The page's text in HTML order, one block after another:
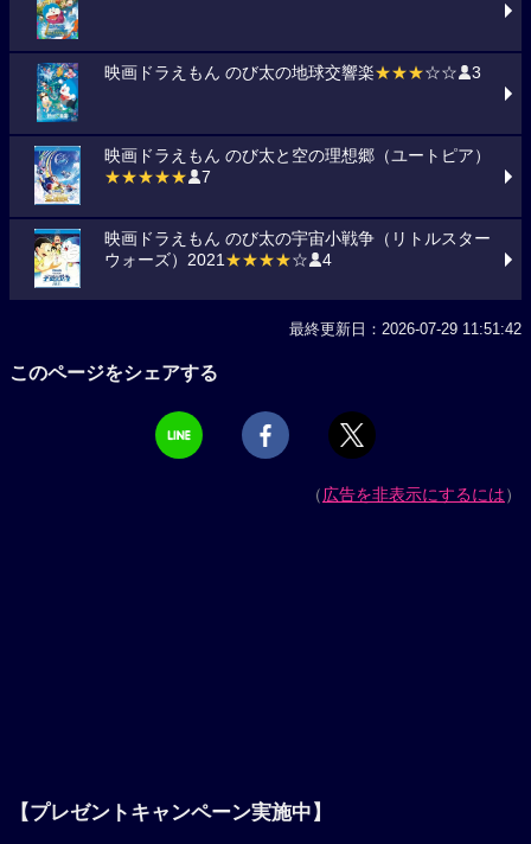
映画ドラえもん のび太の地球交響楽★★★☆☆ 3
映画ドラえもん のび太と空の理想郷（ユートピア）
★★★★★
7
映画ドラえもん のび太の宇宙小戦争（リトルスター
ウォーズ）2021★★★★☆ 4
最終更新日：2026-07-29 11:51:42
このページをシェアする
（広告を非表示にするには）
【プレゼントキャンペーン実施中】